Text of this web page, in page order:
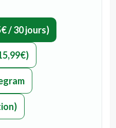
/ 30 jours)